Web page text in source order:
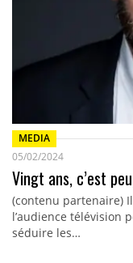
MEDIA
05/02/2024
Vingt ans, c’est
(contenu partenaire)
l’audience télévision
séduire les…